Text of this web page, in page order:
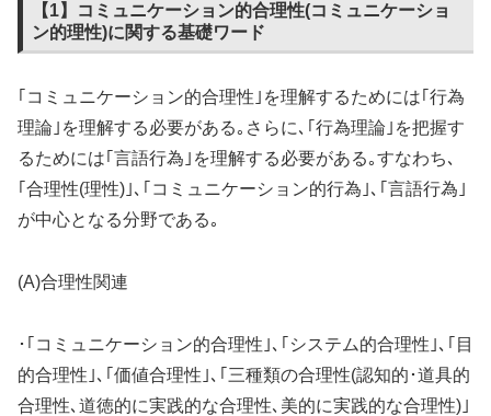
【1】コミュニケーション的合理性(コミュニケーショ
ン的理性)に関する基礎ワード
｢コミュニケーション的合理性｣を理解するためには｢行為
理論｣を理解する必要がある｡さらに､｢行為理論｣を把握す
るためには｢言語行為｣を理解する必要がある｡すなわち､
｢合理性(理性)｣､｢コミュニケーション的行為｣､｢言語行為｣
が中心となる分野である｡
(A)合理性関連
･｢コミュニケーション的合理性｣､｢システム的合理性｣､｢目
的合理性｣､｢価値合理性｣､｢三種類の合理性(認知的･道具的
合理性､道徳的に実践的な合理性､美的に実践的な合理性)｣